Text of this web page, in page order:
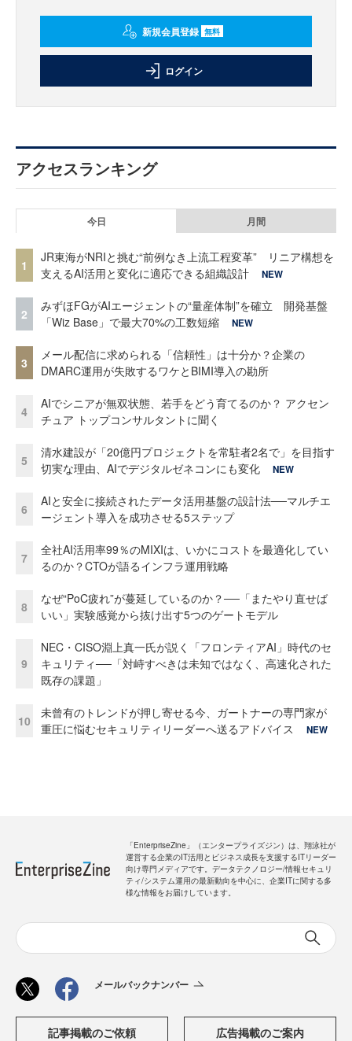
新規会員登録 無料
ログイン
アクセスランキング
今日 月間
1
JR東海がNRIと挑む“前例なき上流工程変革” リニア構想を
支えるAI活用と変化に適応できる組織設計
NEW
2
みずほFGがAIエージェントの“量産体制”を確立 開発基盤
「Wiz Base」で最大70%の工数短縮
NEW
3
メール配信に求められる「信頼性」は十分か？企業の
DMARC運用が失敗するワケとBIMI導入の勘所
4
AIでシニアが無双状態、若手をどう育てるのか？ アクセン
チュア トップコンサルタントに聞く
5
清水建設が「20億円プロジェクトを常駐者2名で」を目指す
切実な理由、AIでデジタルゼネコンにも変化
NEW
6
AIと安全に接続されたデータ活用基盤の設計法──マルチエ
ージェント導入を成功させる5ステップ
7
全社AI活用率99％のMIXIは、いかにコストを最適化してい
るのか？CTOが語るインフラ運用戦略
8
なぜ“PoC疲れ”が蔓延しているのか？──「またやり直せば
いい」実験感覚から抜け出す5つのゲートモデル
9
NEC・CISO淵上真一氏が説く「フロンティアAI」時代のセ
キュリティ──「対峙すべきは未知ではなく、高速化された
既存の課題」
10
未曾有のトレンドが押し寄せる今、ガートナーの専門家が
重圧に悩むセキュリティリーダーへ送るアドバイス
NEW
「EnterpriseZine」（エンタープライズジン）は、翔泳社が
運営する企業のIT活用とビジネス成長を支援するITリーダー
向け専門メディアです。データテクノロジー/情報セキュリ
ティ/システム運用の最新動向を中心に、企業ITに関する多
様な情報をお届けしています。
メールバックナンバー
記事掲載のご依頼 広告掲載のご案内